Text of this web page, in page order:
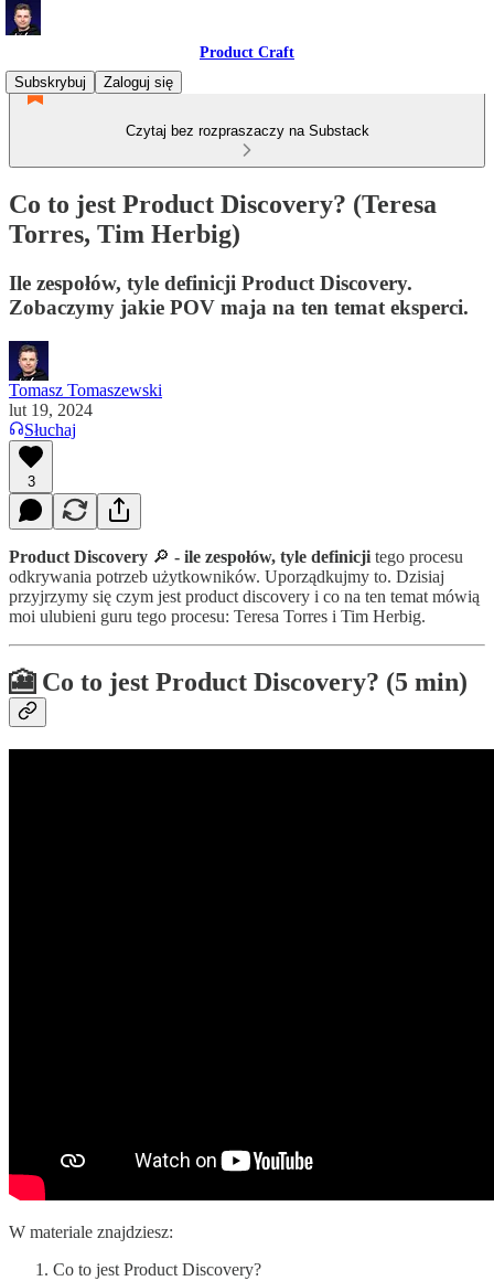
Product Craft
Subskrybuj
Zaloguj się
Czytaj bez rozpraszaczy na Substack
Co to jest Product Discovery? (Teresa
Torres, Tim Herbig)
Ile zespołów, tyle definicji Product Discovery.
Zobaczymy jakie POV maja na ten temat eksperci.
Tomasz Tomaszewski
lut 19, 2024
Słuchaj
3
Product Discovery 🔎 - ile zespołów, tyle definicji tego procesu
odkrywania potrzeb użytkowników. Uporządkujmy to. Dzisiaj
przyjrzymy się czym jest product discovery i co na ten temat mówią
moi ulubieni guru tego procesu: Teresa Torres i Tim Herbig.
🎦 Co to jest Product Discovery? (5 min)
W materiale znajdziesz:
Co to jest Product Discovery?